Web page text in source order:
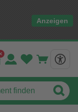
Anzeigen